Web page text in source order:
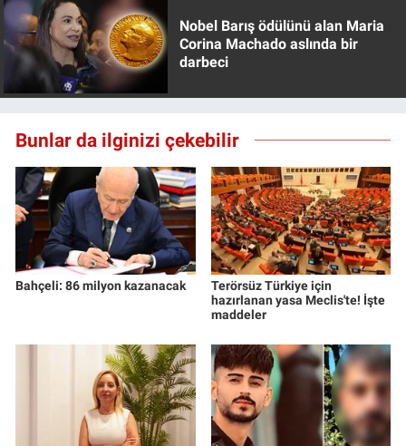
Nobel Barış ödülünü alan Maria
Corina Machado aslında bir
darbeci
Bunlar da ilginizi çekebilir
Bahçeli: 86 milyon kazanacak
Terörsüz Türkiye için
hazırlanan yasa Meclis'te! İşte
maddeler